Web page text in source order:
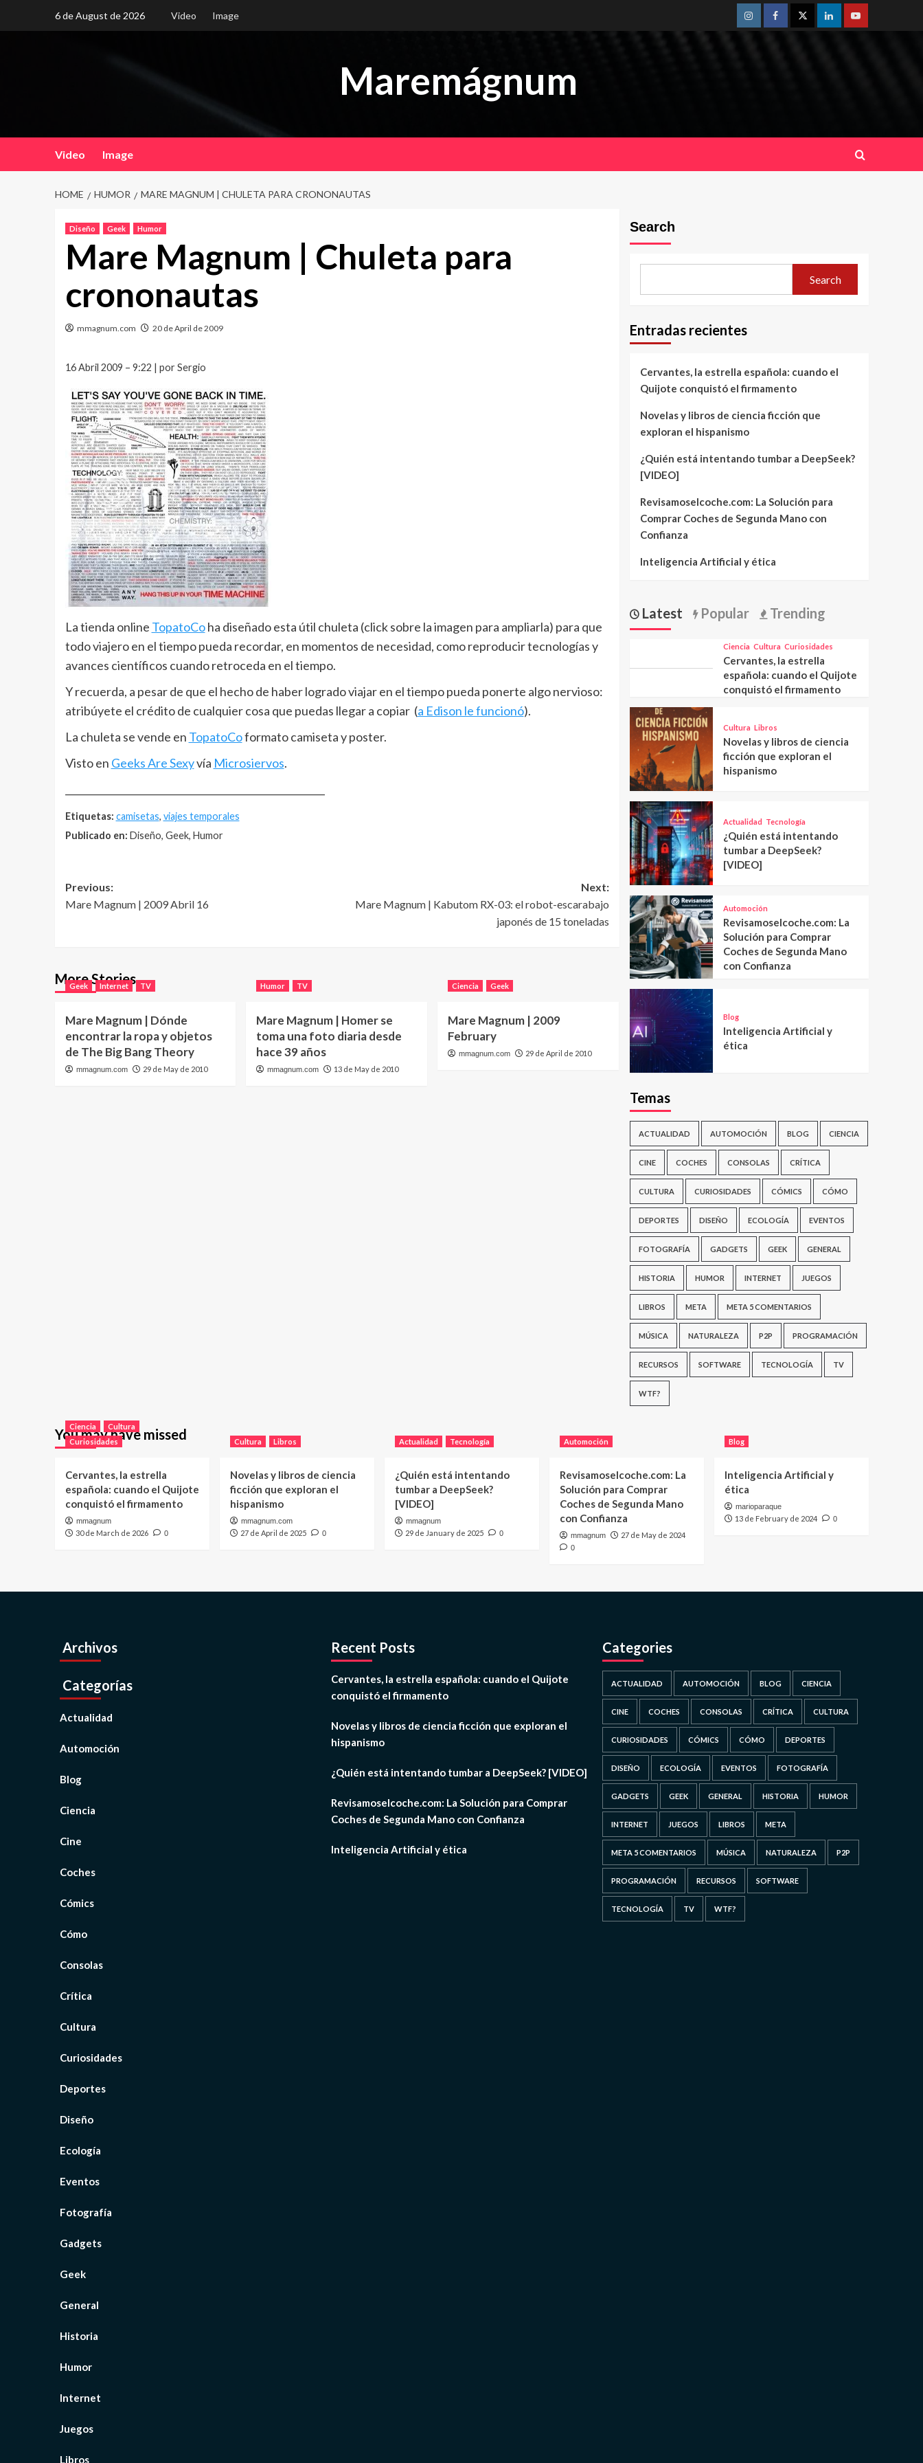
6 de August de 2026 Video Image
InstagramFacebookTwitterLinkedinYoutube
Maremágnum
Video Image
HOME HUMOR MARE MAGNUM | CHULETA PARA CRONONAUTAS
Diseño Geek Humor
Mare Magnum | Chuleta para
crononautas
mmagnum.com 20 de April de 2009
16 Abril 2009 – 9:22 | por Sergio
La tienda online TopatoCoha diseñado esta útil chuleta (click sobre la imagen para ampliarla) para que
todo viajero en el tiempo pueda recordar, en momentos de necesidad, como reproducir tecnologías y
avances científicos cuando retroceda en el tiempo.
Y recuerda, a pesar de que el hecho de haber logrado viajar en el tiempo pueda ponerte algo nervioso:
atribúyete el crédito de cualquier cosa que puedas llegar a copiar (a Edison le funcionó).
La chuleta se vende en TopatoCoformato camiseta y poster.
Visto en Geeks Are Sexyvía Microsiervos.
Etiquetas: camisetas, viajes temporales
Publicado en: Diseño, Geek, Humor
Post
navigation
Previous:
Mare Magnum | 2009 Abril 16
Next:
Mare Magnum | Kabutom RX-03: el robot-escarabajo
japonés de 15 toneladas
More Stories
Geek Internet TV
Mare Magnum | Dónde
encontrar la ropa y objetos
de The Big Bang Theory
mmagnum.com 29 de May de 2010
Humor TV
Mare Magnum | Homer se
toma una foto diaria desde
hace 39 años
mmagnum.com 13 de May de 2010
Ciencia Geek
Mare Magnum | 2009
February
mmagnum.com 29 de April de 2010
Search
Search
Entradas recientes
Cervantes, la estrella española: cuando el
Quijote conquistó el firmamento
Novelas y libros de ciencia ficción que
exploran el hispanismo
¿Quién está intentando tumbar a DeepSeek?
[VIDEO]
Revisamoselcoche.com: La Solución para
Comprar Coches de Segunda Mano con
Confianza
Inteligencia Artificial y ética
Latest Popular Trending
Ciencia Cultura Curiosidades
Cervantes, la estrella
española: cuando el Quijote
conquistó el firmamento
Cultura Libros
Novelas y libros de ciencia
ficción que exploran el
hispanismo
Actualidad Tecnología
¿Quién está intentando
tumbar a DeepSeek?
[VIDEO]
Automoción
Revisamoselcoche.com: La
Solución para Comprar
Coches de Segunda Mano
con Confianza
Blog
Inteligencia Artificial y
ética
Temas
ACTUALIDAD AUTOMOCIÓN BLOG CIENCIA
CINE COCHES CONSOLAS CRÍTICA
CULTURA CURIOSIDADES CÓMICS CÓMO
DEPORTES DISEÑO ECOLOGÍA EVENTOS
FOTOGRAFÍA GADGETS GEEK GENERAL
HISTORIA HUMOR INTERNET JUEGOS
LIBROS META META 5 COMENTARIOS
MÚSICA NATURALEZA P2P PROGRAMACIÓN
RECURSOS SOFTWARE TECNOLOGÍA TV
WTF?
You may have missed
Ciencia
Cultura
Curiosidades
Cervantes, la estrella
española: cuando el Quijote
conquistó el firmamento
mmagnum
30 de March de 2026 0
Cultura Libros
Novelas y libros de ciencia
ficción que exploran el
hispanismo
mmagnum.com
27 de April de 2025 0
Actualidad Tecnología
¿Quién está intentando
tumbar a DeepSeek?
[VIDEO]
mmagnum
29 de January de 2025 0
Automoción
Revisamoselcoche.com: La
Solución para Comprar
Coches de Segunda Mano
con Confianza
mmagnum 27 de May de 2024
0
Blog
Inteligencia Artificial y
ética
marioparaque
13 de February de 2024 0
Archivos
Categorías
Actualidad
Automoción
Blog
Ciencia
Cine
Coches
Cómics
Cómo
Consolas
Crítica
Cultura
Curiosidades
Deportes
Diseño
Ecología
Eventos
Fotografía
Gadgets
Geek
General
Historia
Humor
Internet
Juegos
Libros
Recent Posts
Cervantes, la estrella española: cuando el Quijote
conquistó el firmamento
Novelas y libros de ciencia ficción que exploran el
hispanismo
¿Quién está intentando tumbar a DeepSeek? [VIDEO]
Revisamoselcoche.com: La Solución para Comprar
Coches de Segunda Mano con Confianza
Inteligencia Artificial y ética
Categories
ACTUALIDAD AUTOMOCIÓN BLOG CIENCIA
CINE COCHES CONSOLAS CRÍTICA CULTURA
CURIOSIDADES CÓMICS CÓMO DEPORTES
DISEÑO ECOLOGÍA EVENTOS FOTOGRAFÍA
GADGETS GEEK GENERAL HISTORIA HUMOR
INTERNET JUEGOS LIBROS META
META 5 COMENTARIOS MÚSICA NATURALEZA P2P
PROGRAMACIÓN RECURSOS SOFTWARE
TECNOLOGÍA TV WTF?